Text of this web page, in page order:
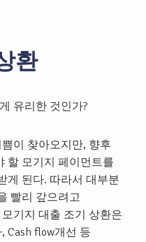
환
유리한 것인가?
이 찾아오지만, 향후
할 모기지 페이먼트를
게 된다. 따라서 대부분
빨리 갚으려고
기지 대출 조기 상환은
Cash flow개선 등